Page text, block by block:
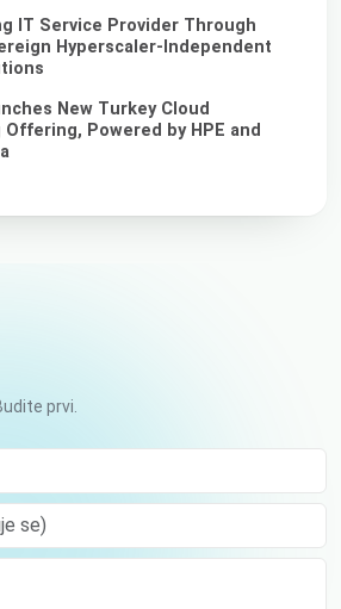
IT Service Provider Through
Hyperscaler-Independent
New Turkey Cloud
Powered by HPE and
prvi.